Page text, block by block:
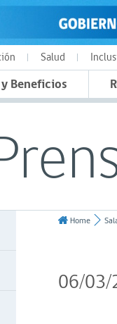
Salud
Beneficios
Home
06/